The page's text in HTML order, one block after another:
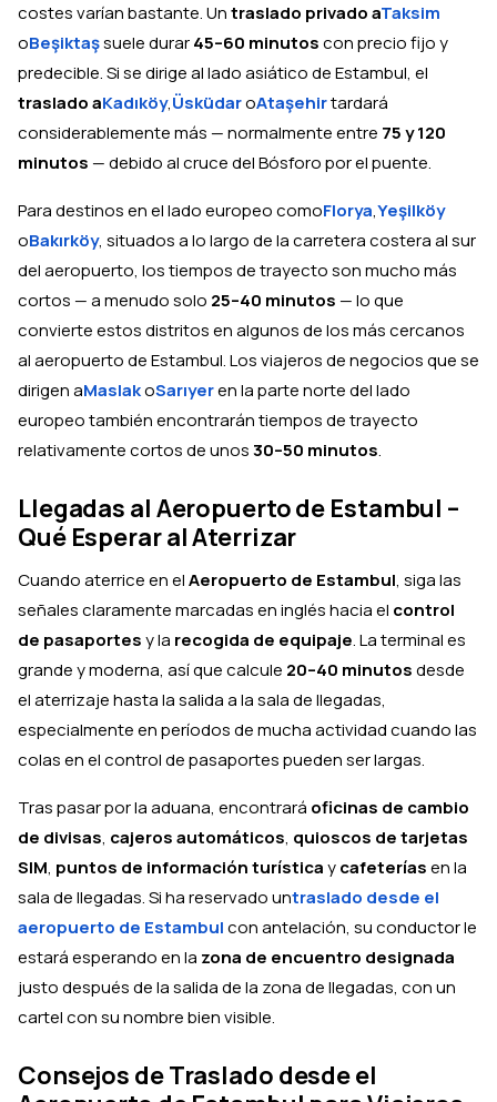
costes varían bastante. Untraslado privado aTaksim
oBeşiktaşsuele durar45–60 minutoscon precio fijo y
predecible. Si se dirige al lado asiático de Estambul, el
traslado aKadıköy,ÜsküdaroAtaşehirtardará
considerablemente más — normalmente entre 75 y 120
minutos — debido al cruce del Bósforo por el puente.
Para destinos en el lado europeo comoFlorya,Yeşilköy
oBakırköy, situados a lo largo de la carretera costera al sur
del aeropuerto, los tiempos de trayecto son mucho más
cortos — a menudo solo 25–40 minutos — lo que
convierte estos distritos en algunos de los más cercanos
al aeropuerto de Estambul. Los viajeros de negocios que se
dirigen aMaslakoSarıyeren la parte norte del lado
europeo también encontrarán tiempos de trayecto
relativamente cortos de unos30–50 minutos.
Llegadas al Aeropuerto de Estambul –
Qué Esperar al Aterrizar
Cuando aterrice en elAeropuerto de Estambul, siga las
señales claramente marcadas en inglés hacia el control
de pasaportesy la recogida de equipaje. La terminal es
grande y moderna, así que calcule 20–40 minutosdesde
el aterrizaje hasta la salida a la sala de llegadas,
especialmente en períodos de mucha actividad cuando las
colas en el control de pasaportes pueden ser largas.
Tras pasar por la aduana, encontrará oficinas de cambio
de divisas, cajeros automáticos, quioscos de tarjetas
SIM, puntos de información turísticaycafeteríasen la
sala de llegadas. Si ha reservado untraslado desde el
aeropuerto de Estambulcon antelación, su conductor le
estará esperando en la zona de encuentro designada
justo después de la salida de la zona de llegadas, con un
cartel con su nombre bien visible.
Consejos de Traslado desde el